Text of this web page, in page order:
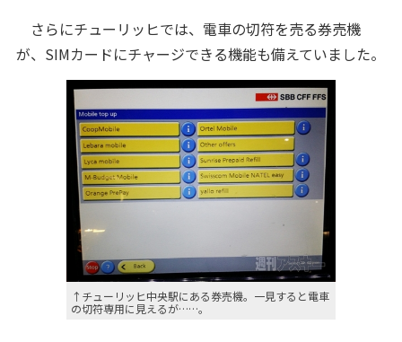
さらにチューリッヒでは、電車の切符を売る券売機
が、SIMカードにチャージできる機能も備えていました。
↑チューリッヒ中央駅にある券売機。一見すると電車
の切符専用に見えるが……。